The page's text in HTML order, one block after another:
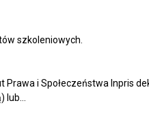
szkoleniowych.
i Społeczeństwa Inpris
lub…